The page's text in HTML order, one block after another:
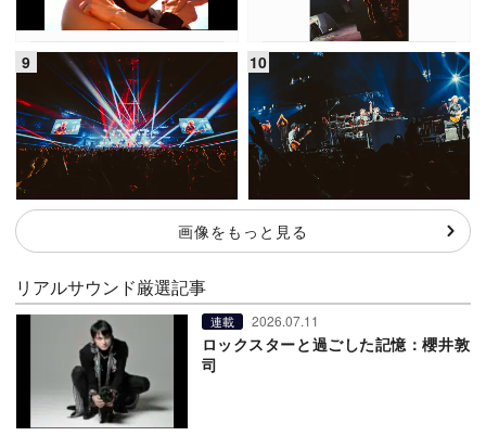
画像をもっと見る
リアルサウンド厳選記事
連載 2026.07.11
ロックスターと過ごした記憶：櫻井敦
司